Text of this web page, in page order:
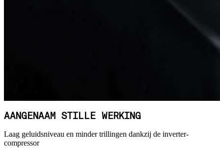
AANGENAAM STILLE WERKING
Laag geluidsniveau en minder trillingen dankzij de inverter-
compressor